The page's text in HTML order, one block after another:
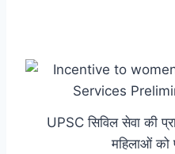
UPSC सिविल सेवा की
महिलाओं को